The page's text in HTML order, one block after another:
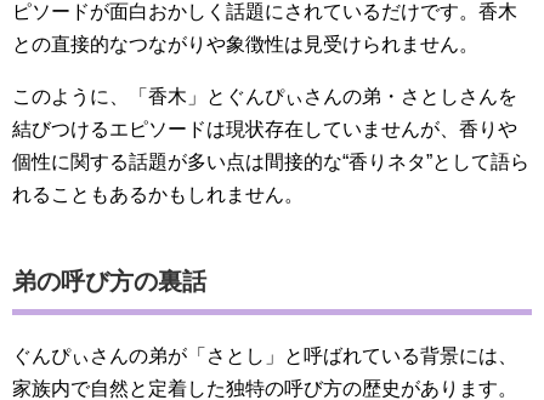
ピソードが面白おかしく話題にされているだけです。香木
との直接的なつながりや象徴性は見受けられません。
このように、「香木」とぐんぴぃさんの弟・さとしさんを
結びつけるエピソードは現状存在していませんが、香りや
個性に関する話題が多い点は間接的な“香りネタ”として語ら
れることもあるかもしれません。
弟の呼び方の裏話
ぐんぴぃさんの弟が「さとし」と呼ばれている背景には、
家族内で自然と定着した独特の呼び方の歴史があります。